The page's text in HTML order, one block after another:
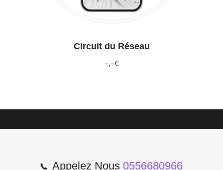
Circuit du Réseau
–,–€
Appelez Nous 0556680966